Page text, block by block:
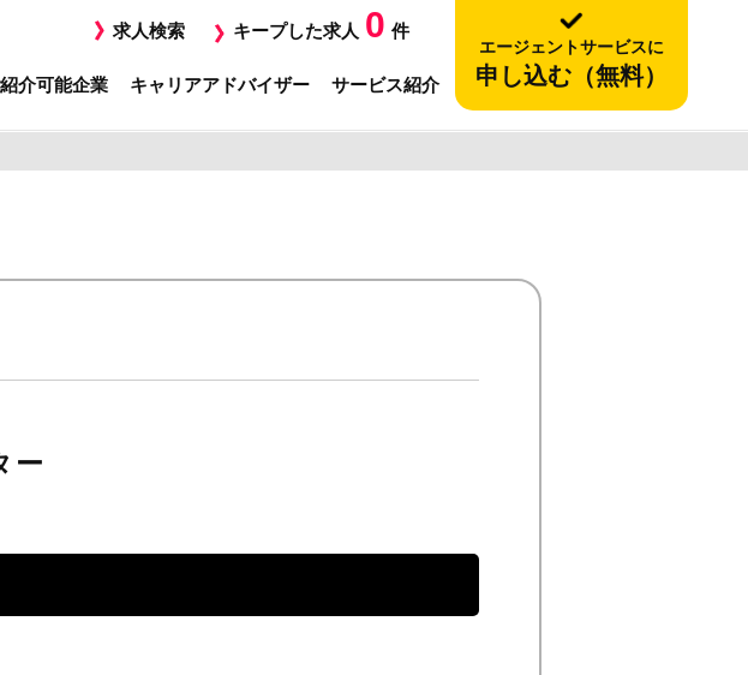
求人検索 キープした求人 0 件
介可能企業 キャリアアドバイザー サービス紹介
エージェントサービスに
申し込む（無料）
ー